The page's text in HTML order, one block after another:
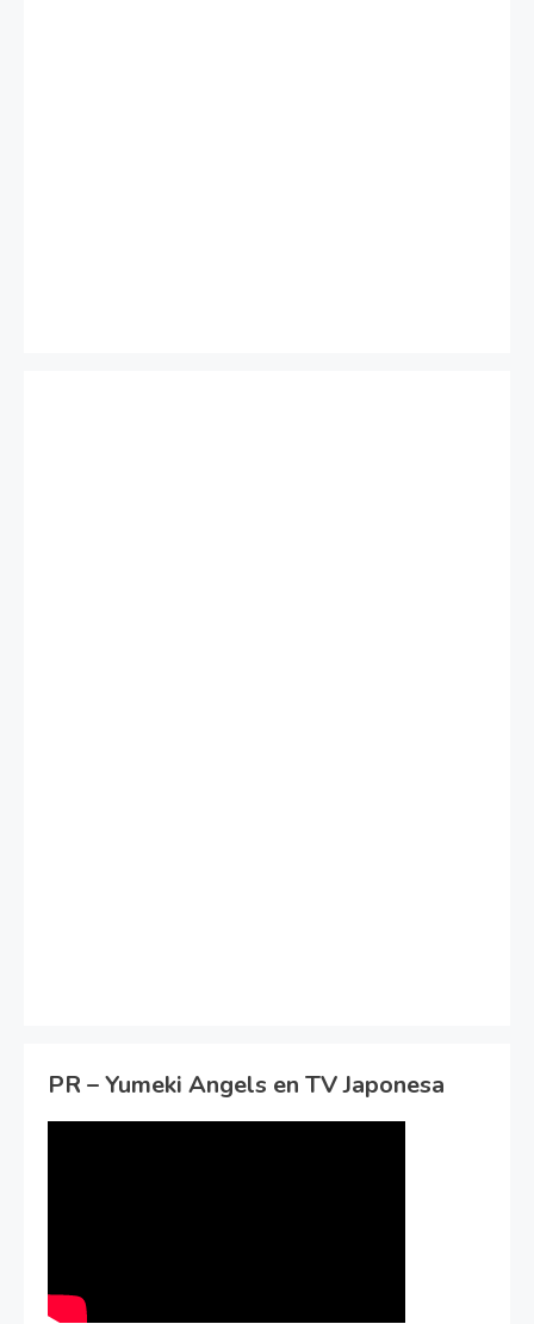
PR – Yumeki Angels en TV Japonesa